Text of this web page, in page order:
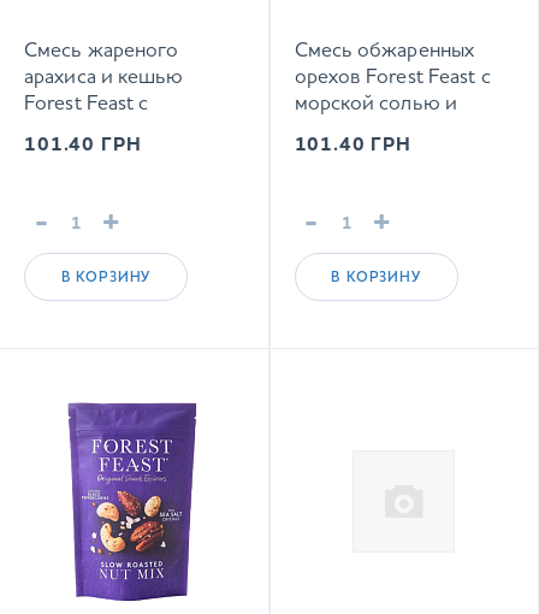
Смесь жареного
арахиса и кешью
Forest Feast с
г
101.40 ГРН
- +
В КОРЗИНУ
Смесь обжаренных
орехов Forest Feast с
морской солью и
101.40 ГРН
- +
В КОРЗИНУ